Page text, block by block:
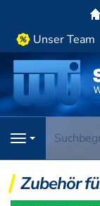
Unser Team
Navigation
Zubehör